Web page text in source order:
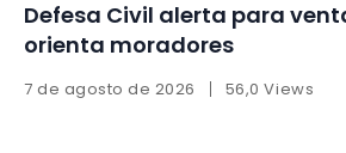
Defesa Civil alerta para
orienta moradores
7 de agosto de 2026 56,0 Views